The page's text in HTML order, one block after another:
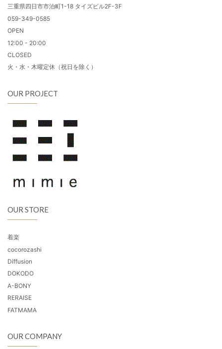
三重県四日市市泊町1-18 タイズビル2F-3F
059-349-0585
OPEN
12:00 - 20:00
CLOSED
火・水・木曜定休（祝日を除く）
OUR PROJECT
OUR STORE
着楽
cocorozashi
Diffusion
DOKODO
A-BONY
RERAISE
FATMAMA
OUR COMPANY